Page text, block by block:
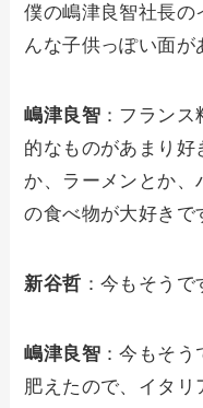
僕の嶋津良智社長の
んな子供っぽい面が
嶋津良智 ：フラン
的なものがあまり好
か、ラーメンとか、
の食べ物が大好きで
新谷哲 ：今もそうで
嶋津良智 ：今もそ
肥えたので、イタリ